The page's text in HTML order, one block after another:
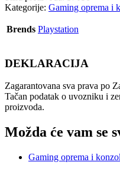
Kategorije: Gaming oprema i
Brends Playstation
DEKLARACIJA
Zagarantovana sva prava po
Tačan podatak o uvozniku i
proizvoda.
Možda će vam se
Gaming oprema i